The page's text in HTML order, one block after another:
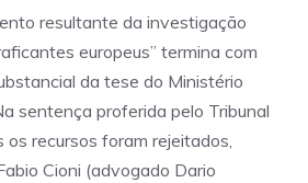
resultante da investigação
europeus” termina com
da tese do Ministério
sentença proferida pelo Tribunal
os recursos foram rejeitados,
Cioni (advogado Dario